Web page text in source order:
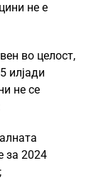
не е
во целост,
илјади
не се
за 2024